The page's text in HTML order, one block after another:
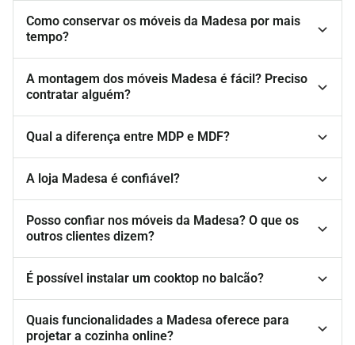
Como conservar os móveis da Madesa por mais
tempo?
A montagem dos móveis Madesa é fácil? Preciso
contratar alguém?
Qual a diferença entre MDP e MDF?
A loja Madesa é confiável?
Posso confiar nos móveis da Madesa? O que os
outros clientes dizem?
É possível instalar um cooktop no balcão?
Quais funcionalidades a Madesa oferece para
projetar a cozinha online?